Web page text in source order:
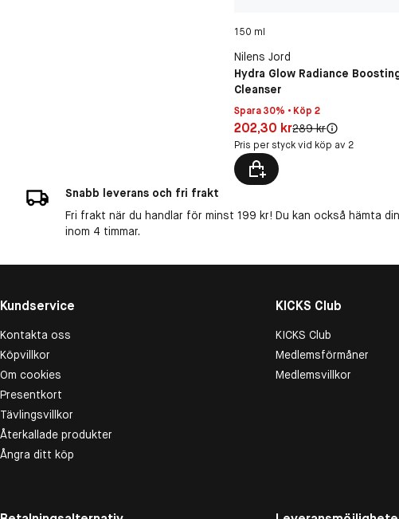
150 ml
Nilens Jord
Hydra Glow Radiance
Cleanser
Spara 30% • Köp 2
Pris: 202,30 kr
202,30 krOriginal pris:
289 kr
Pris per styck vid köp av 2
Snabb leverans och fri frakt
Fri frakt när du handlar för minst 199 kr! Du kan också hämta
inom 4 timmar.
Kundservice
Kontakta oss
Köpvillkor
Om cookies
Presentkort
Tävlingsvillkor
Återkallade produkter
Ångra ditt köp
KICKS Club
KICKS Club
Medlemsförmåner
Medlemsvillkor